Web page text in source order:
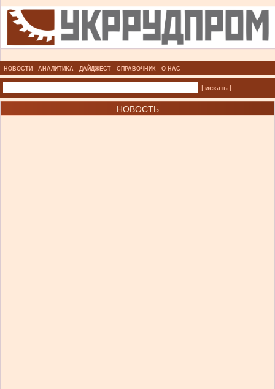
НОВОСТИ АНАЛИТИКА ДАЙДЖЕСТ СПРАВОЧНИК О НАС
| искать |
НОВОСТЬ